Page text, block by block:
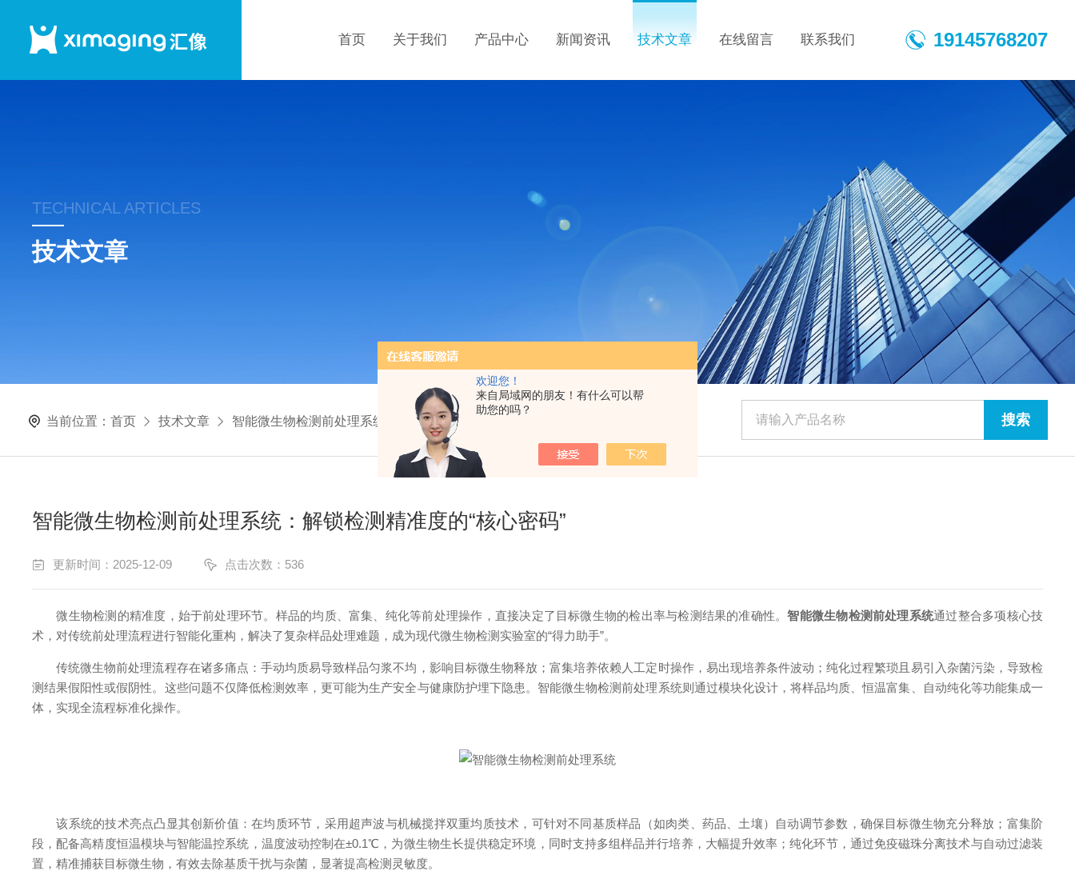
欢迎您！
来自局域网的朋友！有什么可以帮
助您的吗？
首页 关于我们 产品中心 新闻资讯 技术文章 在线留言 联系我们 19145768207
TECHNICAL ARTICLES
技术文章
当前位置： 首页 技术文章 智能微生物检测前处理系统：解锁检测精准度的“核心密码”
智能微生物检测前处理系统：解锁检测精准度的“核心密码”
更新时间：2025-12-09 点击次数：536
微生物检测的精准度，始于前处理环节。样品的均质、富集、纯化等前处理操作，直接决定了目标微生物的检出率与检测结果的准确性。智能微生物检测前处理系统通过整合多项核心技
术，对传统前处理流程进行智能化重构，解决了复杂样品处理难题，成为现代微生物检测实验室的“得力助手”。
传统微生物前处理流程存在诸多痛点：手动均质易导致样品匀浆不均，影响目标微生物释放；富集培养依赖人工定时操作，易出现培养条件波动；纯化过程繁琐且易引入杂菌污染，导致检
测结果假阳性或假阴性。这些问题不仅降低检测效率，更可能为生产安全与健康防护埋下隐患。智能微生物检测前处理系统则通过模块化设计，将样品均质、恒温富集、自动纯化等功能集成一
体，实现全流程标准化操作。
该系统的技术亮点凸显其创新价值：在均质环节，采用超声波与机械搅拌双重均质技术，可针对不同基质样品（如肉类、药品、土壤）自动调节参数，确保目标微生物充分释放；富集阶
段，配备高精度恒温模块与智能温控系统，温度波动控制在±0.1℃，为微生物生长提供稳定环境，同时支持多组样品并行培养，大幅提升效率；纯化环节，通过免疫磁珠分离技术与自动过滤装
置，精准捕获目标微生物，有效去除基质干扰与杂菌，显著提高检测灵敏度。